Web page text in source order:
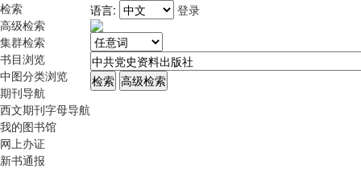
检索
高级检索
集群检索
书目浏览
中图分类浏览
期刊导航
西文期刊字母导航
我的图书馆
网上办证
新书通报
语言: 登录